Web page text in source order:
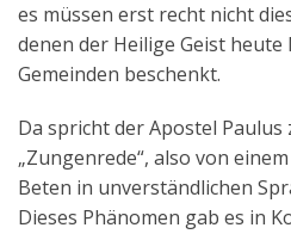
es müssen erst recht nicht
denen der Heilige Geist heute
Gemeinden beschenkt.
Da spricht der Apostel
„Zungenrede“, also von
Beten in unverständlichen
Dieses Phänomen gab es in